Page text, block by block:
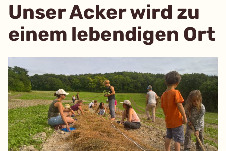
Unser Acker wird zu
einem lebendigen Ort